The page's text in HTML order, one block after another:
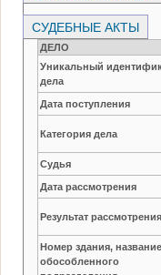
СУДЕБНЫЕ АКТЫ
ДЕЛО
Уникальный
дела
Дата поступления
Категория дела
Судья
Дата рассмотрения
Результат рассмотрения
Номер здания, название
обособленного